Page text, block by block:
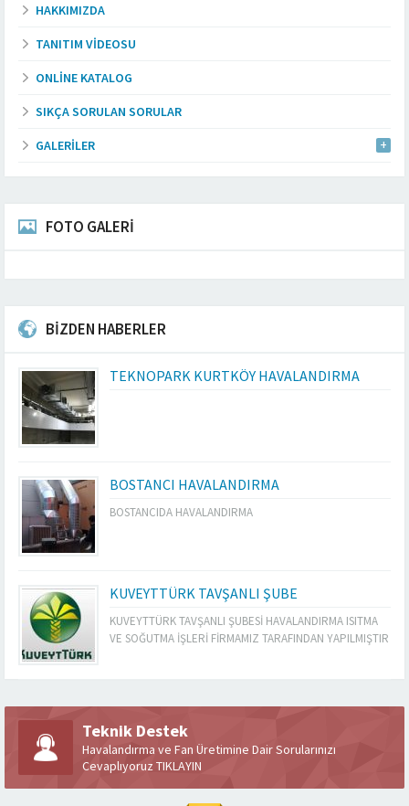
HAKKIMIZDA
TANITIM VIDEOSU
ONLINE KATALOG
SIKÇA SORULAN SORULAR
GALERILER
FOTO GALERİ
BİZDEN HABERLER
TEKNOPARK KURTKÖY HAVALANDIRMA
BOSTANCI HAVALANDIRMA
BOSTANCIDA HAVALANDIRMA
KUVEYTTÜRK TAVŞANLI ŞUBE
KUVEYTTÜRK TAVŞANLI ŞUBESİ HAVALANDIRMA ISITMA
VE SOĞUTMA İŞLERİ FİRMAMIZ TARAFINDAN YAPILMIŞTIR
Teknik Destek
Havalandırma ve Fan Üretimine Dair Sorularınızı
Cevaplıyoruz TIKLAYIN